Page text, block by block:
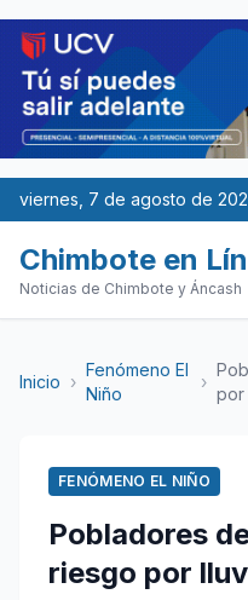
viernes, 7 de agosto de
Chimbote en
Noticias de Chimbote y Áncash
Inicio ›
Fenómeno El
Niño
›
por
FENÓMENO EL NIÑO
Pobladores
riesgo por